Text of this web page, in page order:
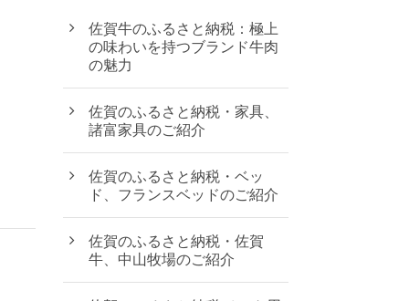
佐賀牛のふるさと納税：極上
の味わいを持つブランド牛肉
の魅力
佐賀のふるさと納税・家具、
諸富家具のご紹介
佐賀のふるさと納税・ベッ
ド、フランスベッドのご紹介
佐賀のふるさと納税・佐賀
牛、中山牧場のご紹介